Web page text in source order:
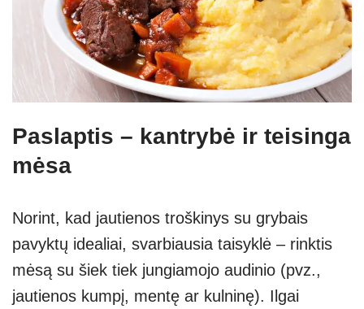
Paslaptis – kantrybė ir teisinga
mėsa
Norint, kad jautienos troškinys su grybais
pavyktų idealiai, svarbiausia taisyklė – rinktis
mėsą su šiek tiek jungiamojo audinio (pvz.,
jautienos kumpį, mentę ar kulninę). Ilgai